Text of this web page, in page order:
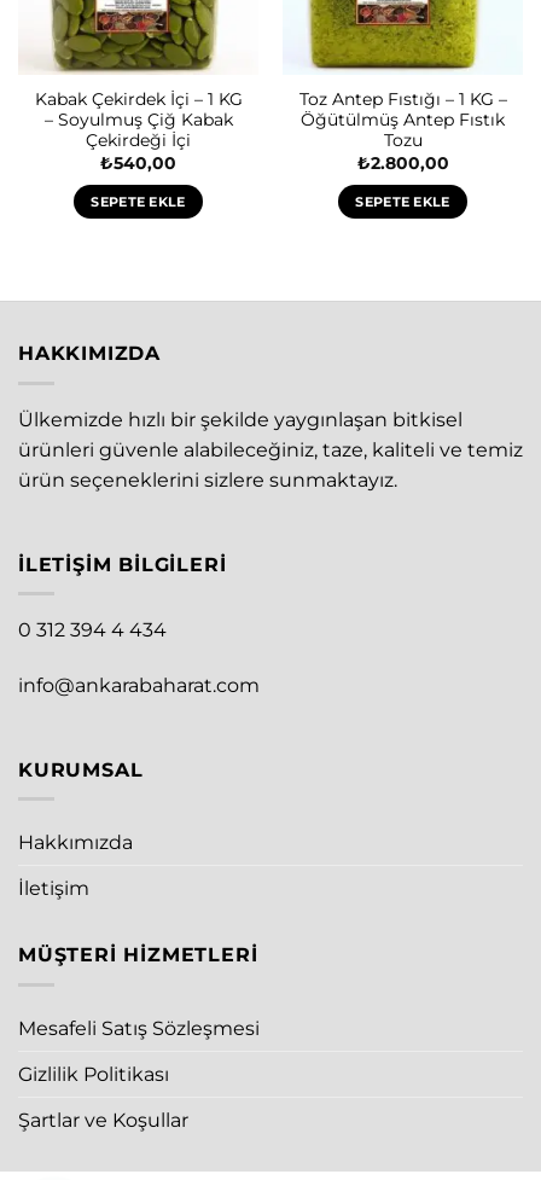
Kabak Çekirdek İçi – 1 KG
– Soyulmuş Çiğ Kabak
Çekirdeği İçi
₺540,00
SEPETE EKLE
Toz Antep Fıstığı – 1 KG –
Öğütülmüş Antep Fıstık
Tozu
₺2.800,00
SEPETE EKLE
HAKKIMIZDA
Ülkemizde hızlı bir şekilde yaygınlaşan bitkisel
ürünleri güvenle alabileceğiniz, taze, kaliteli ve temiz
ürün seçeneklerini sizlere sunmaktayız.
İLETIŞIM BILGILERI
0 312 394 4 434
info@ankarabaharat.com
KURUMSAL
Hakkımızda
İletişim
MÜŞTERI HIZMETLERI
Mesafeli Satış Sözleşmesi
Gizlilik Politikası
Şartlar ve Koşullar